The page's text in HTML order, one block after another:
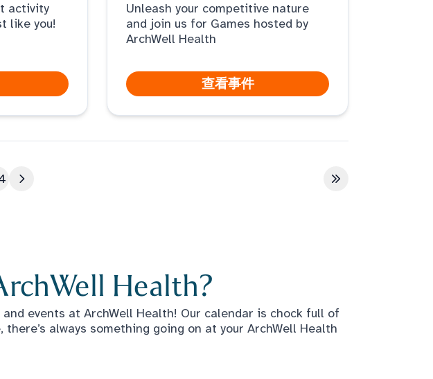
activity
like you!
Unleash your competitive nature
and join us for Games hosted by
ArchWell Health
查看事件
下一页 最后一页
Health?
events at ArchWell Health! Our calendar is chock full of
always something going on at your ArchWell Health